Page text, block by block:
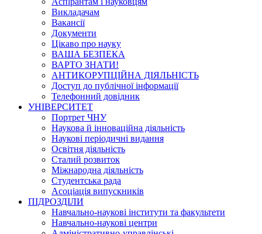
Викладачам
Вакансії
Документи
Цікаво про науку
ВАША БЕЗПЕКА
ВАРТО ЗНАТИ!
АНТИКОРУПЦІЙНА ДІЯЛЬНІСТЬ
Доступ до публічної інформації
Телефонний довідник
УНІВЕРСИТЕТ
Портрет ЧНУ
Наукова й інноваційна діяльність
Наукові періодичні видання
Освітня діяльність
Сталий розвиток
Міжнародна діяльність
Студентська рада
Асоціація випускників
ПІДРОЗДІЛИ
Навчально-наукові інститути та факультети
Навчально-наукові центри